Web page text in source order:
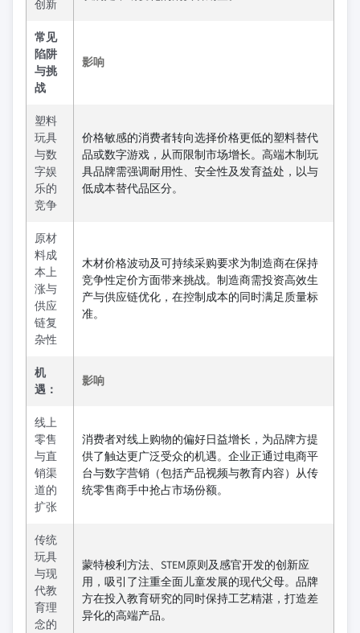
创新
常见
陷阱
与挑
战
影响
塑料
玩具
与数
字娱
乐的
竞争
价格敏感的消费者转向选择价格更低的塑料替代
品或数字游戏，从而限制市场增长。高端木制玩
具品牌需强调耐用性、安全性及发育益处，以与
低成本替代品区分。
原材
料成
本上
涨与
供应
链复
杂性
木材价格波动及可持续采购要求为制造商在保持
竞争性定价方面带来挑战。制造商需投资高效生
产与供应链优化，在控制成本的同时满足质量标
准。
机
遇：
影响
线上
零售
与直
销渠
道的
扩张
消费者对线上购物的偏好日益增长，为品牌方提
供了触达更广泛受众的机遇。企业正通过电商平
台与数字营销（包括产品视频与教育内容）从传
统零售商手中抢占市场份额。
传统
玩具
与现
代教
育理
念的
蒙特梭利方法、STEM原则及感官开发的创新应
用，吸引了注重全面儿童发展的现代父母。品牌
方在投入教育研究的同时保持工艺精湛，打造差
异化的高端产品。